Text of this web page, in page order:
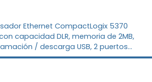
Ethernet CompactLogix 5370
capacidad DLR, memoria de 2MB,
/ descarga USB, 2 puertos
de E / S, 32 nodos Ethernet
se envían con una tarj